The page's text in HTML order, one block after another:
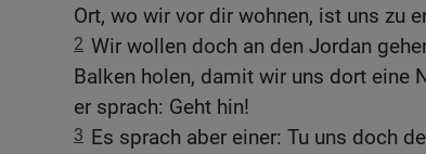
Ort, wo wir vor dir wohnen, ist uns zu
2 Wir wollen doch an den Jordan
Balken holen, damit wir uns dort eine
er sprach: Geht hin!
3 Es sprach aber einer: Tu uns doch